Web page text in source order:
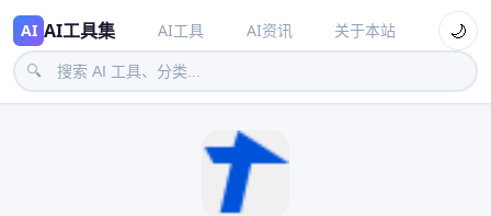
AI AI工具集
🔍
AI工具 AI资讯 关于本站 🌙